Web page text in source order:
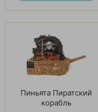
Пиньята Пиратский
корабль